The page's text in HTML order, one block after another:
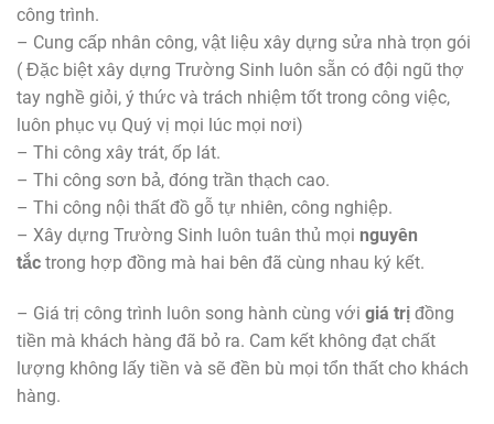
công trình.
– Cung cấp nhân công, vật liệu xây dựng sửa nhà trọn gói
( Đặc biệt xây dựng Trường Sinh luôn sẵn có đội ngũ thợ
tay nghề giỏi, ý thức và trách nhiệm tốt trong công việc,
luôn phục vụ Quý vị mọi lúc mọi nơi)
– Thi công xây trát, ốp lát.
– Thi công sơn bả, đóng trần thạch cao.
– Thi công nội thất đồ gỗ tự nhiên, công nghiệp.
– Xây dựng Trường Sinh luôn tuân thủ mọi nguyên
tắc trong hợp đồng mà hai bên đã cùng nhau ký kết.
– Giá trị công trình luôn song hành cùng với giá trị đồng
tiền mà khách hàng đã bỏ ra. Cam kết không đạt chất
lượng không lấy tiền và sẽ đền bù mọi tổn thất cho khách
hàng.